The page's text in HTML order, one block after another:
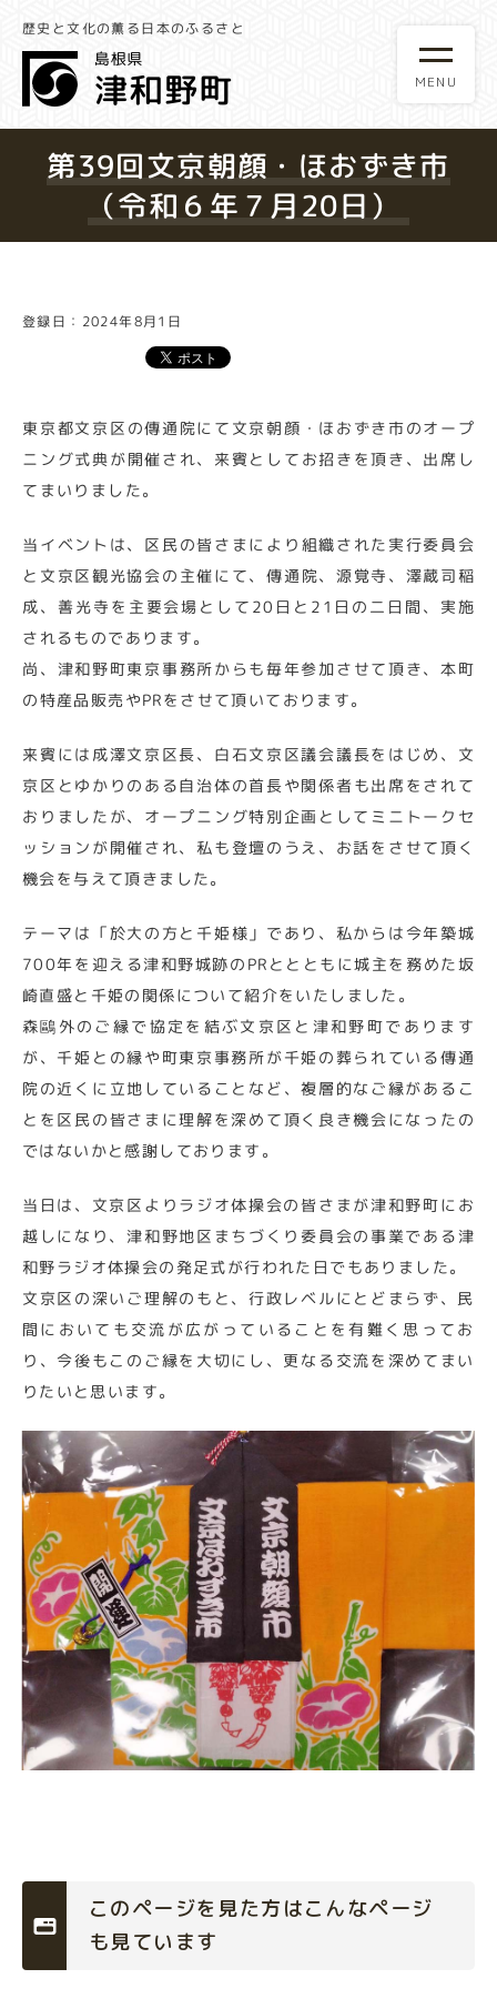
歴史と文化の薫る日本のふるさと
第39回文京朝顔・ほおずき市
（令和６年７月20日）
登録日：2024年8月1日
東京都文京区の傳通院にて文京朝顔・ほおずき市のオープ
ニング式典が開催され、来賓としてお招きを頂き、出席し
てまいりました。
当イベントは、区民の皆さまにより組織された実行委員会
と文京区観光協会の主催にて、傳通院、源覚寺、澤蔵司稲
成、善光寺を主要会場として20日と21日の二日間、実施
されるものであります。
尚、津和野町東京事務所からも毎年参加させて頂き、本町
の特産品販売やPRをさせて頂いております。
来賓には成澤文京区長、白石文京区議会議長をはじめ、文
京区とゆかりのある自治体の首長や関係者も出席をされて
おりましたが、オープニング特別企画としてミニトークセ
ッションが開催され、私も登壇のうえ、お話をさせて頂く
機会を与えて頂きました。
テーマは「於大の方と千姫様」であり、私からは今年築城
700年を迎える津和野城跡のPRととともに城主を務めた坂
崎直盛と千姫の関係について紹介をいたしました。
森鷗外のご縁で協定を結ぶ文京区と津和野町であります
が、千姫との縁や町東京事務所が千姫の葬られている傳通
院の近くに立地していることなど、複層的なご縁があるこ
とを区民の皆さまに理解を深めて頂く良き機会になったの
ではないかと感謝しております。
当日は、文京区よりラジオ体操会の皆さまが津和野町にお
越しになり、津和野地区まちづくり委員会の事業である津
和野ラジオ体操会の発足式が行われた日でもありました。
文京区の深いご理解のもと、行政レベルにとどまらず、民
間においても交流が広がっていることを有難く思ってお
り、今後もこのご縁を大切にし、更なる交流を深めてまい
りたいと思います。
このページを見た方はこんなページ
も見ています